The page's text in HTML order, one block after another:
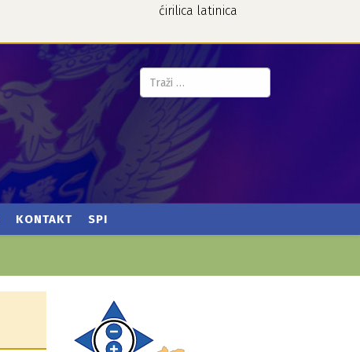
ćirilica latinica
Pretraga...
KONTAKT SPI